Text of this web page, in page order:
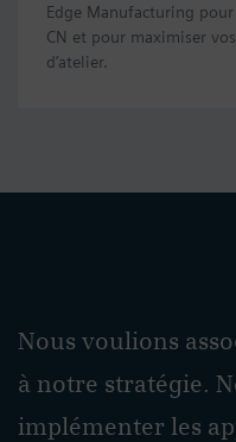
Edge Manufacturing
CN et pour maximiser
d’atelier.
Nous voulions
à notre stratégie.
implémenter les